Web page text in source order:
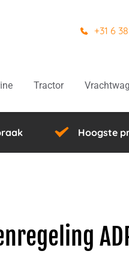
+31 6
Tractor
Hoogste